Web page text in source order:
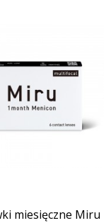
miesięczne Miru